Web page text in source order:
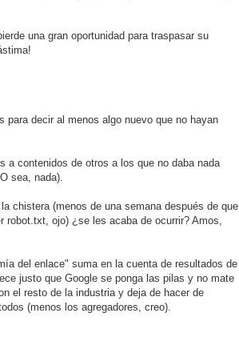
una gran oportunidad para traspasar su
decir al menos algo nuevo que no hayan
a contenidos de otros a los que no daba nada
sea, nada).
chistera (menos de una semana después de que
robot.txt, ojo) ¿se les acaba de ocurrir? Amos,
del enlace" suma en la cuenta de resultados de
justo que Google se ponga las pilas y no mate
el resto de la industria y deja de hacer de
(menos los agregadores, creo).